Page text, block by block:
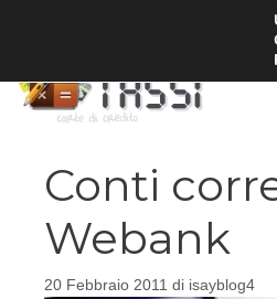
Conti
Webank
20 Febbraio 2011 di isayblog4